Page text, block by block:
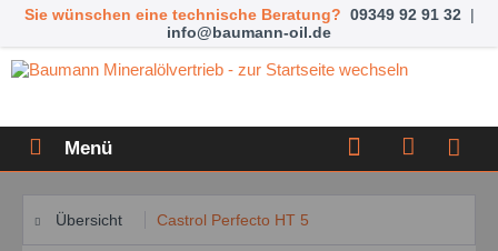
Sie wünschen eine technische Beratung? 09349 92 91 32 |
info@baumann-oil.de
Menü
Übersicht Castrol Perfecto HT 5